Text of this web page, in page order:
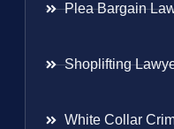
Plea Bargain
Shoplifting
White Collar